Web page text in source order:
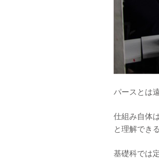
パースとは
仕組み自体
と理解でき
基礎科では